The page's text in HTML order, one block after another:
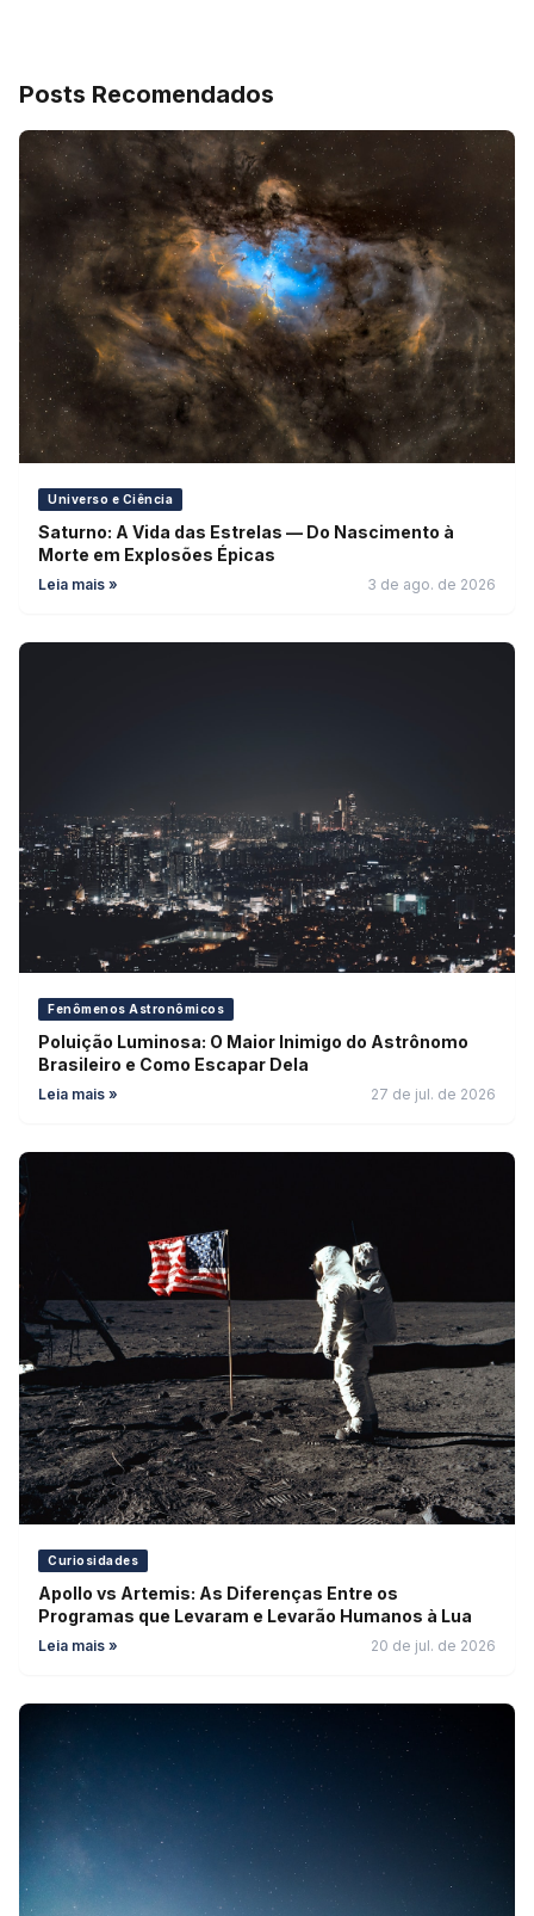
Posts Recomendados
Universo e Ciência
Saturno: A Vida das Estrelas — Do Nascimento à
Morte em Explosões Épicas
Leia mais » 3 de ago. de 2026
Fenômenos Astronômicos
Poluição Luminosa: O Maior Inimigo do Astrônomo
Brasileiro e Como Escapar Dela
Leia mais » 27 de jul. de 2026
Curiosidades
Apollo vs Artemis: As Diferenças Entre os
Programas que Levaram e Levarão Humanos à Lua
Leia mais » 20 de jul. de 2026